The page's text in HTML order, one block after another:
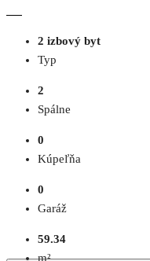
2 izbový byt
Typ
2
Spálne
0
Kúpeľňa
0
Garáž
59.34
m²